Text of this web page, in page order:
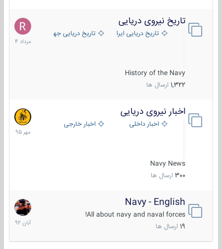
تاریخ نیروی دریایی
تاریخ دریایی ایران تاریخ دریایی جهان
History of the Navy
1,322 ارسال ها
16
مرداد
1404
اخبار نیروی دریایی
اخبار داخلی اخبار خارجی
Navy News
300 ارسال ها
27
مهر
1395
Navy - English
All about navy and naval forces!
ارسال ها
22
آبان
1392